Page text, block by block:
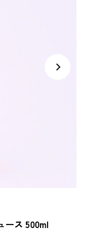
ース 500ml